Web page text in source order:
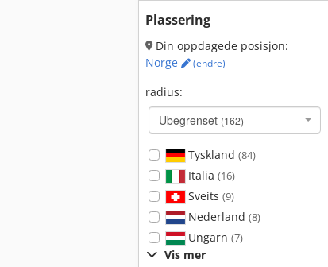
Plassering
Din oppdagede posisjon:
Norge
(endre)
radius:
Ubegrenset (162)
Tyskland (84)
Italia (16)
Sveits (9)
Nederland (8)
Ungarn (7)
Vis mer